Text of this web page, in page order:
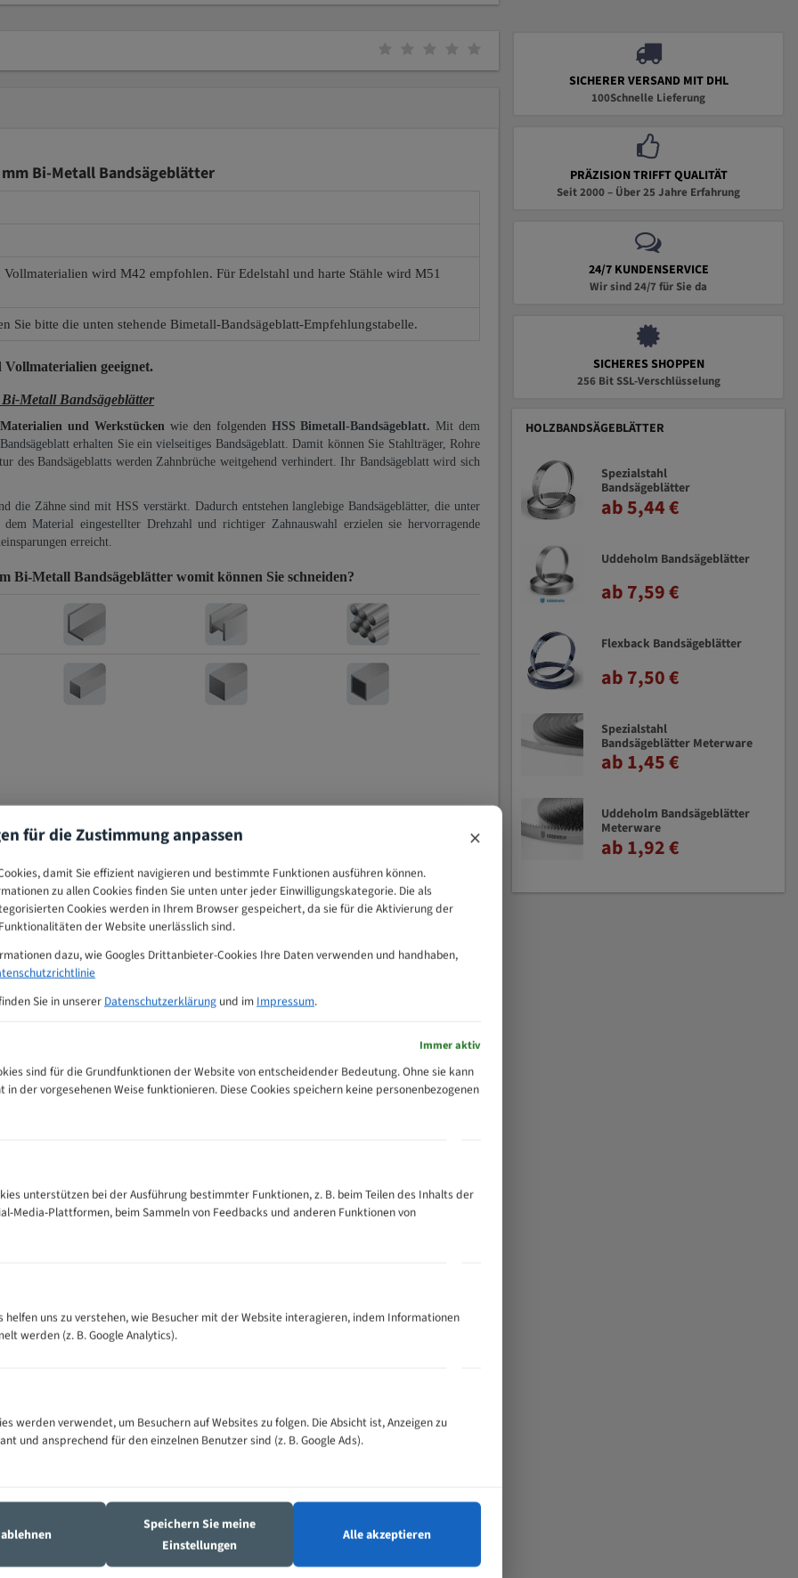
mm Bi-Metall Bandsägeblätter
wird M42 empfohlen. Für Edelstahl und harte Stähle wird M51
Sie bitte die unten stehende Bimetall-Bandsägeblatt-Empfehlungstabelle.
geeignet.
Metall Bandsägeblätter
und Werkstücken wie den folgenden HSS Bimetall-Bandsägeblatt. Mit dem
erhalten Sie ein vielseitiges Bandsägeblatt. Damit können Sie Stahlträger, Rohre
des Bandsägeblatts werden Zahnbrüche weitgehend verhindert. Ihr Bandsägeblatt wird sich
die Zähne sind mit HSS verstärkt. Dadurch entstehen langlebige Bandsägeblätter, die unter
Material eingestellter Drehzahl und richtiger Zahnauswahl erzielen sie hervorragende
erreicht.
Bi-Metall Bandsägeblätter womit können Sie schneiden?
Bandsägeblätter Zahnempfehlungs-Tabelle
300
500
4/6
4/5
Zähne pro
25 - 50
6/10
35 - 70
5/8
130 -
350
150 -
1,5/2
SICHERER VERSAND MIT DHL
100Schnelle Lieferung
PRÄZISION TRIFFT QUALITÄT
Seit 2000 – Über 25 Jahre Erfahrung
24/7 KUNDENSERVICE
Wir sind 24/7 für Sie da
SICHERES SHOPPEN
256 Bit SSL-Verschlüsselung
HOLZBANDSÄGEBLÄTTER
Spezialstahl
Bandsägeblätter
ab 5,44 €
Uddeholm Bandsägeblätter
ab 7,59 €
Flexback Bandsägeblätter
ab 7,50 €
Spezialstahl
Bandsägeblätter Meterware
ab 1,45 €
Uddeholm Bandsägeblätter
Meterware
ab 1,92 €
für die Zustimmung anpassen ×
damit Sie effizient navigieren und bestimmte Funktionen ausführen können.
zu allen Cookies finden Sie unten unter jeder Einwilligungskategorie. Die als
Cookies werden in Ihrem Browser gespeichert, da sie für die Aktivierung der
der Website unerlässlich sind.
dazu, wie Googles Drittanbieter-Cookies Ihre Daten verwenden und handhaben,
Sie in unserer Datenschutzerklärung und im Impressum.
Immer aktiv
sind für die Grundfunktionen der Website von entscheidender Bedeutung. Ohne sie kann
in der vorgesehenen Weise funktionieren. Diese Cookies speichern keine personenbezogenen
unterstützen bei der Ausführung bestimmter Funktionen, z. B. beim Teilen des Inhalts der
Media-Plattformen, beim Sammeln von Feedbacks und anderen Funktionen von
helfen uns zu verstehen, wie Besucher mit der Website interagieren, indem Informationen
werden (z. B. Google Analytics).
werden verwendet, um Besuchern auf Websites zu folgen. Die Absicht ist, Anzeigen zu
und ansprechend für den einzelnen Benutzer sind (z. B. Google Ads).
Speichern Sie meine
Einstellungen
Alle akzeptieren